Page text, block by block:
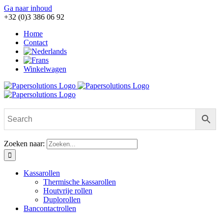
Ga naar inhoud
+32 (0)3 386 06 92
Home
Contact
Winkelwagen
Zoeken naar:
Kassarollen
Thermische kassarollen
Houtvrije rollen
Duplorollen
Bancontactrollen